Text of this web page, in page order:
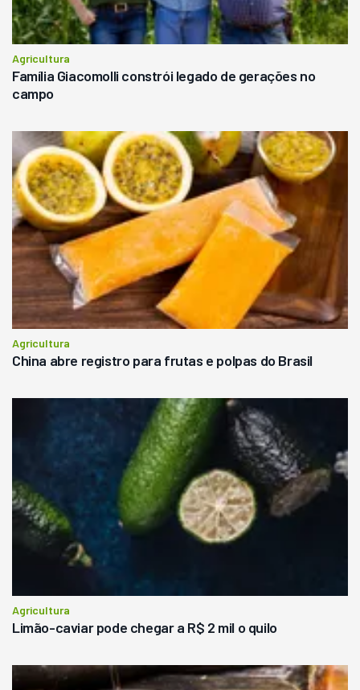
Agricultura
Família Giacomolli constrói legado de gerações no
campo
Agricultura
China abre registro para frutas e polpas do Brasil
Agricultura
Limão-caviar pode chegar a R$ 2 mil o quilo